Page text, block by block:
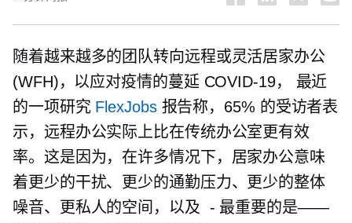
随着越来越多的团队转向远程或灵活居家办公
(WFH)，以应对疫情的蔓延 COVID-19，
最近
的一项研究 FlexJobs报告称，65% 的受访者表
示，远程办公实际上比在传统办公室更有效
率。这是因为，在许多情况下，居家办公意味
着更少的干扰、更少的通勤压力、更少的整体
噪音、更私人的空间，以及
- 最重要的是——